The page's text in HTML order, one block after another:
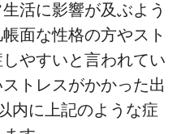
活に影響が及ぶよう
面な性格の方やスト
やすいと言われてい
トレスがかかった出
内に上記のような症